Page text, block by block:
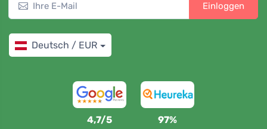
Einloggen
Deutsch / EUR
4,7/5 97%